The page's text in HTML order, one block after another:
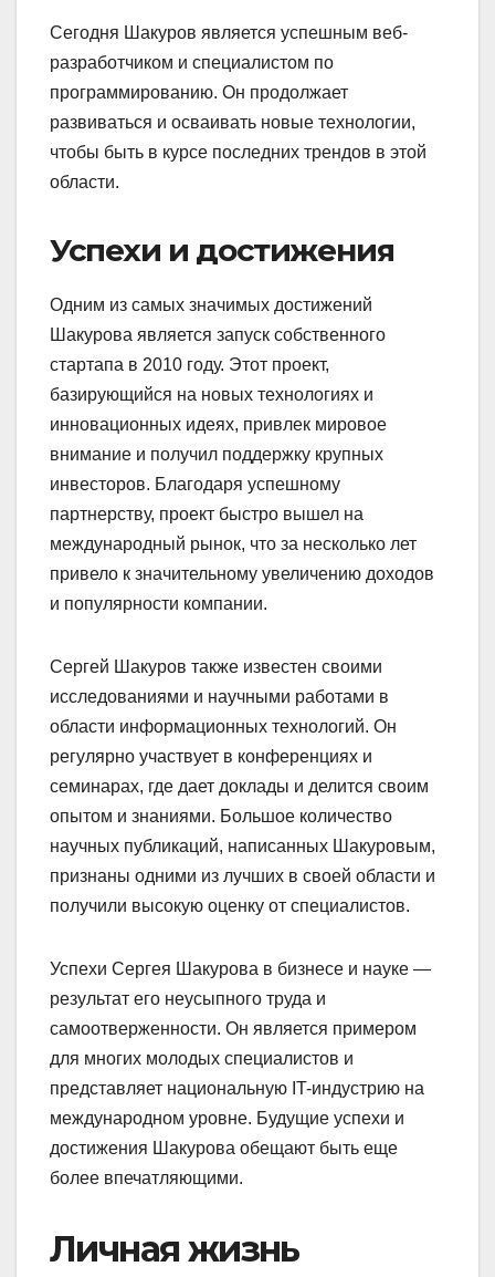
Сегодня Шакуров является успешным веб-
разработчиком и специалистом по
программированию. Он продолжает
развиваться и осваивать новые технологии,
чтобы быть в курсе последних трендов в этой
области.
Успехи и достижения
Одним из самых значимых достижений
Шакурова является запуск собственного
стартапа в 2010 году. Этот проект,
базирующийся на новых технологиях и
инновационных идеях, привлек мировое
внимание и получил поддержку крупных
инвесторов. Благодаря успешному
партнерству, проект быстро вышел на
международный рынок, что за несколько лет
привело к значительному увеличению доходов
и популярности компании.
Сергей Шакуров также известен своими
исследованиями и научными работами в
области информационных технологий. Он
регулярно участвует в конференциях и
семинарах, где дает доклады и делится своим
опытом и знаниями. Большое количество
научных публикаций, написанных Шакуровым,
признаны одними из лучших в своей области и
получили высокую оценку от специалистов.
Успехи Сергея Шакурова в бизнесе и науке —
результат его неусыпного труда и
самоотверженности. Он является примером
для многих молодых специалистов и
представляет национальную IT-индустрию на
международном уровне. Будущие успехи и
достижения Шакурова обещают быть еще
более впечатляющими.
Личная жизнь